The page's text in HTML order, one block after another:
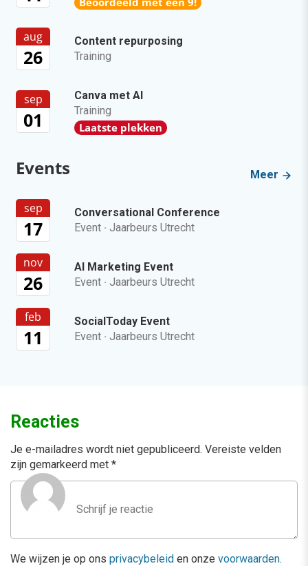
aug
26
Content repurposing
Training
sep
01
Canva met AI
Training
Laatste plekken
Events Meer
sep
17
Conversational Conference
Event · Jaarbeurs Utrecht
nov
26
AI Marketing Event
Event · Jaarbeurs Utrecht
feb
11
SocialToday Event
Event · Jaarbeurs Utrecht
Reacties
Je e-mailadres wordt niet gepubliceerd. Vereiste velden
zijn gemarkeerd met *
We wijzen je op ons privacybeleid en onze voorwaarden.